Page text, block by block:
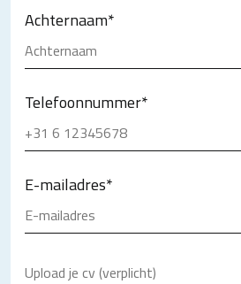
Achternaam*
Telefoonnummer*
E-mailadres*
Upload je cv (verplicht)